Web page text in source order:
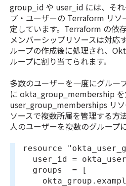
group_id や user_id には、そ
プ・ユーザーの Terraform リ
定しています。Terraform の依
メンバーシップリソースは対応
ループの作成後に処理され、
ループに割り当てられます。
多数のユーザーを一度にグルー
に okta_group_membership を
user_group_memberships リソ
ソースで複数所属を管理する方
人のユーザーを複数のグループ
resource
user_id =
  groups  = [